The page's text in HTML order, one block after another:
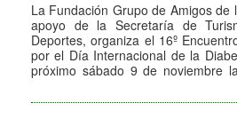
La Fundación Grupo de Amigos de
apoyo de la Secretaría de
Deportes, organiza el 16º
por el Día Internacional de la
próximo sábado 9 de noviembre
(junto a la Sala de Convenciones
1k y otra de 5k.